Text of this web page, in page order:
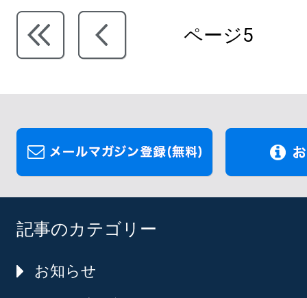
ページ5
記事のカテゴリー
お知らせ